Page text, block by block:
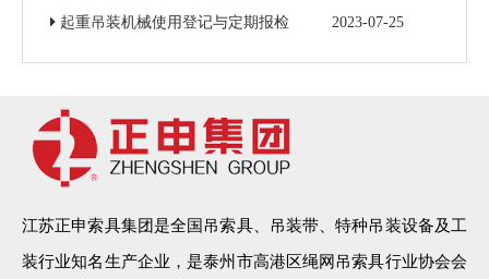
起重吊装机械使用登记与定期报检 2023-07-25
江苏正申索具集团是全国吊索具、吊装带、特种吊装设备及工
装行业知名生产企业，是泰州市高港区绳网吊索具行业协会会